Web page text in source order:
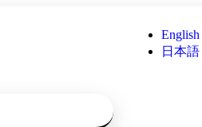
English
日本語